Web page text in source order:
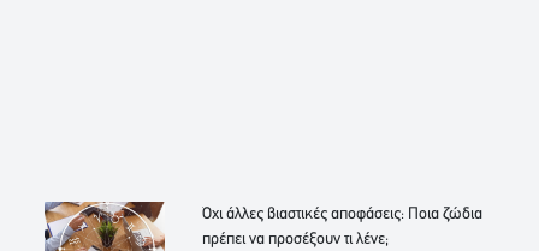
Όχι άλλες βιαστικές αποφάσεις: Ποια ζώδια
πρέπει να προσέξουν τι λένε;